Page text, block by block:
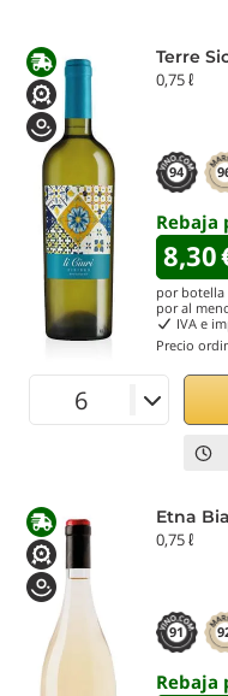
Terre
0,75 ℓ
94
Rebaja
8,30
por botella
por al
IVA e
Precio
Etna
0,75 ℓ
91
Rebaja